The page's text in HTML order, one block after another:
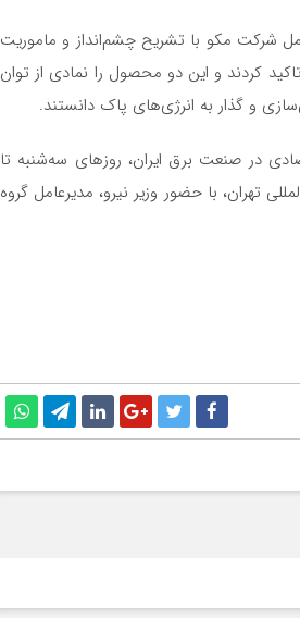
شرکت مکو با تشریح چشم‌انداز و ماموریت
کردند و این دو محصول را نمادی از توان
و گذار به انرژی‌های پاک دانستند.
در صنعت برق ایران، روزهای سه‌شنبه تا
بین‌المللی تهران، با حضور وزیر نیرو، مدیرعامل گروه